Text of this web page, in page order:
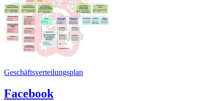
Geschäftsverteilungsplan
Facebook